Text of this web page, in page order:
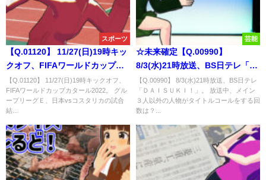
スポーツ
【Q.01120】 11/27(日)19時キッ
クオフ、FIFAワールドカップカ
タール2022。 グループリーグ
Ｅ、日本vsコスタリカの試合結
果は？
【Q.01120】 11/27(日)19時キックオフ、
FIFAワールドカップカタール2022。 グル
ープリーグＥ、日本vsコスタリカの試合
結...
芸能
☆未来確定【Q.00990】
8/3(水)21時放送、BS日テレ「Ｄ
ＡＩＳＵＫＩ！」。 放送中、メ
イン３人以外の人物がタイトル
コールをする回数は？
【Q.00990】 8/3(水)21時放送、BS日テレ
「ＤＡＩＳＵＫＩ！」。 放送中、メイン
３人以外の人物がタイトルコールをする回
数は？...